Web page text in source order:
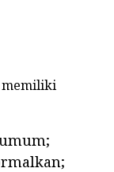
memiliki